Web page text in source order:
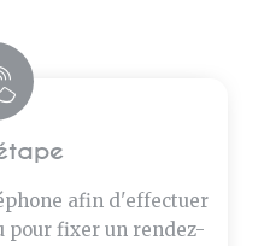
afin d'effectuer
pour fixer un rendez-